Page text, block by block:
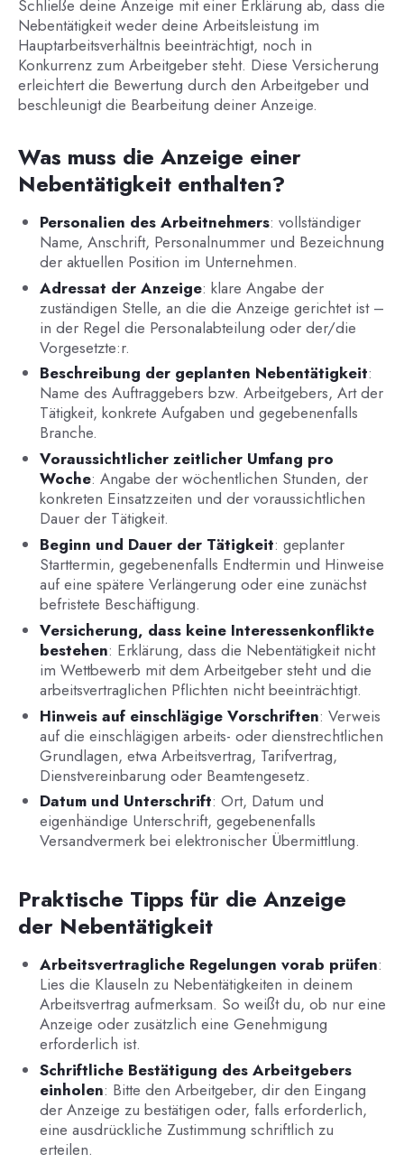
Schließe deine Anzeige mit einer Erklärung ab, dass die
Nebentätigkeit weder deine Arbeitsleistung im
Hauptarbeitsverhältnis beeinträchtigt, noch in
Konkurrenz zum Arbeitgeber steht. Diese Versicherung
erleichtert die Bewertung durch den Arbeitgeber und
beschleunigt die Bearbeitung deiner Anzeige.
Was muss die Anzeige einer
Nebentätigkeit enthalten?
Personalien des Arbeitnehmers: vollständiger
Name, Anschrift, Personalnummer und Bezeichnung
der aktuellen Position im Unternehmen.
Adressat der Anzeige: klare Angabe der
zuständigen Stelle, an die die Anzeige gerichtet ist –
in der Regel die Personalabteilung oder der/die
Vorgesetzte:r.
Beschreibung der geplanten Nebentätigkeit:
Name des Auftraggebers bzw. Arbeitgebers, Art der
Tätigkeit, konkrete Aufgaben und gegebenenfalls
Branche.
Voraussichtlicher zeitlicher Umfang pro
Woche: Angabe der wöchentlichen Stunden, der
konkreten Einsatzzeiten und der voraussichtlichen
Dauer der Tätigkeit.
Beginn und Dauer der Tätigkeit: geplanter
Starttermin, gegebenenfalls Endtermin und Hinweise
auf eine spätere Verlängerung oder eine zunächst
befristete Beschäftigung.
Versicherung, dass keine Interessenkonflikte
bestehen: Erklärung, dass die Nebentätigkeit nicht
im Wettbewerb mit dem Arbeitgeber steht und die
arbeitsvertraglichen Pflichten nicht beeinträchtigt.
Hinweis auf einschlägige Vorschriften: Verweis
auf die einschlägigen arbeits- oder dienstrechtlichen
Grundlagen, etwa Arbeitsvertrag, Tarifvertrag,
Dienstvereinbarung oder Beamtengesetz.
Datum und Unterschrift: Ort, Datum und
eigenhändige Unterschrift, gegebenenfalls
Versandvermerk bei elektronischer Übermittlung.
Praktische Tipps für die Anzeige
der Nebentätigkeit
Arbeitsvertragliche Regelungen vorab prüfen:
Lies die Klauseln zu Nebentätigkeiten in deinem
Arbeitsvertrag aufmerksam. So weißt du, ob nur eine
Anzeige oder zusätzlich eine Genehmigung
erforderlich ist.
Schriftliche Bestätigung des Arbeitgebers
einholen: Bitte den Arbeitgeber, dir den Eingang
der Anzeige zu bestätigen oder, falls erforderlich,
eine ausdrückliche Zustimmung schriftlich zu
erteilen.